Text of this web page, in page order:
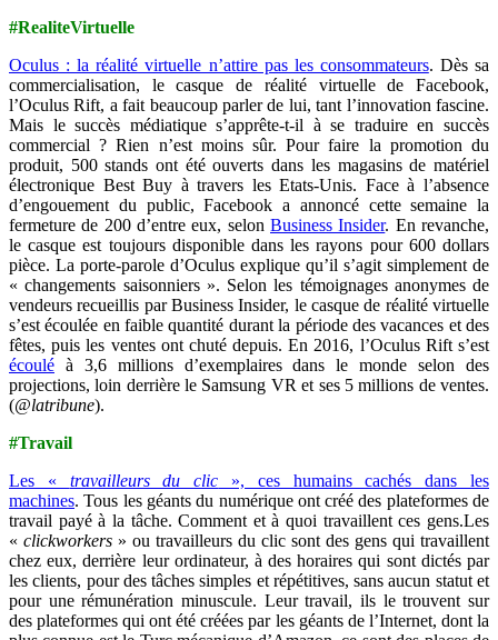
#RealiteVirtuelle
Oculus : la réalité virtuelle n’attire pas les consommateurs. Dès sa
commercialisation, le casque de réalité virtuelle de Facebook,
l’Oculus Rift, a fait beaucoup parler de lui, tant l’innovation fascine.
Mais le succès médiatique s’apprête-t-il à se traduire en succès
commercial ? Rien n’est moins sûr. Pour faire la promotion du
produit, 500 stands ont été ouverts dans les magasins de matériel
électronique Best Buy à travers les Etats-Unis. Face à l’absence
d’engouement du public, Facebook a annoncé cette semaine la
fermeture de 200 d’entre eux, selon Business Insider. En revanche,
le casque est toujours disponible dans les rayons pour 600 dollars
pièce. La porte-parole d’Oculus explique qu’il s’agit simplement de
« changements saisonniers ». Selon les témoignages anonymes de
vendeurs recueillis par Business Insider, le casque de réalité virtuelle
s’est écoulée en faible quantité durant la période des vacances et des
fêtes, puis les ventes ont chuté depuis. En 2016, l’Oculus Rift s’est
écoulé à 3,6 millions d’exemplaires dans le monde selon des
projections, loin derrière le Samsung VR et ses 5 millions de ventes.
(@latribune).
#Travail
Les « travailleurs du clic », ces humains cachés dans les
machines. Tous les géants du numérique ont créé des plateformes de
travail payé à la tâche. Comment et à quoi travaillent ces gens.Les
« clickworkers » ou travailleurs du clic sont des gens qui travaillent
chez eux, derrière leur ordinateur, à des horaires qui sont dictés par
les clients, pour des tâches simples et répétitives, sans aucun statut et
pour une rémunération minuscule. Leur travail, ils le trouvent sur
des plateformes qui ont été créées par les géants de l’Internet, dont la